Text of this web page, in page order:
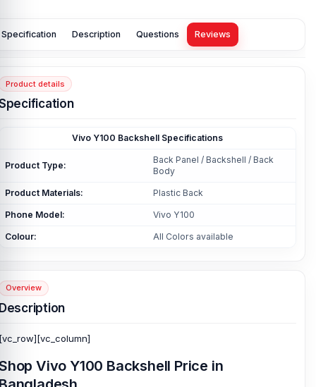
Specification Description Questions Reviews
Product details
Vivo Y100 Backshell Specifications
Product Type:
Back Panel / Backshell / Back
Body
Product Materials: Plastic Back
Phone Model: Vivo Y100
Colour: All Colors available
Overview
Vivo Y100 Backshell Price in